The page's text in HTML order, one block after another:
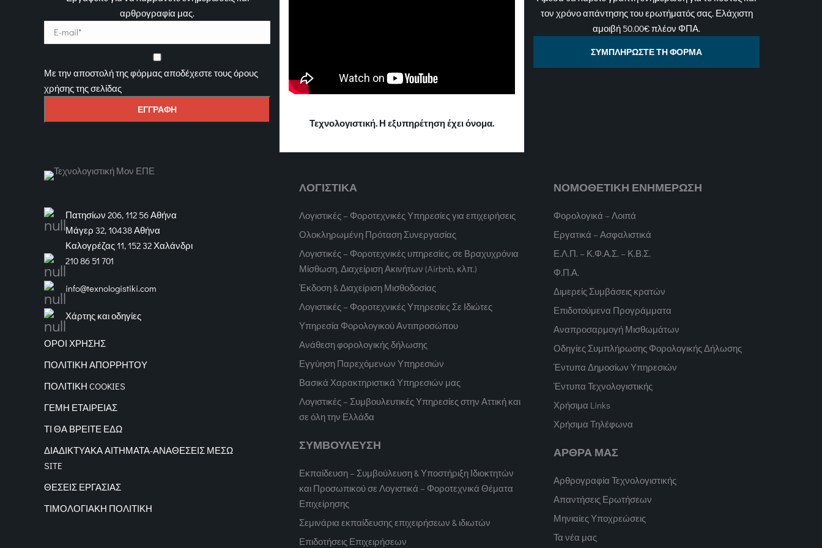
αρθρογραφία μας.
Με την αποστολή της φόρμας αποδέχεστε τους όρους
χρήσης της σελίδας
Τεχνολογιστική. Η εξυπηρέτηση έχει όνομα.
τον χρόνο απάντησης του ερωτήματός σας. Ελάχιστη
αμοιβή 50.00€ πλέον ΦΠΑ.
ΣΥΜΠΛΗΡΩΣΤΕ ΤΗ ΦΟΡΜΑ
Πατησίων 206, 112 56 Αθήνα
Μάγερ 32, 10438 Αθήνα
Καλογρέζας 11, 152 32 Χαλάνδρι
210 86 51 701
info@texnologistiki.com
Χάρτης και οδηγίες
ΟΡΟΙ ΧΡΗΣΗΣ
ΠΟΛΙΤΙΚΗ ΑΠΟΡΡΗΤΟΥ
ΠΟΛΙΤΙΚΗ COOKIES
ΓΕΜΗ ΕΤΑΙΡΕΙΑΣ
ΤΙ ΘΑ ΒΡΕΙΤΕ ΕΔΩ
ΔΙΑΔΙΚΤΥΑΚΑΑΙΤΗΜΑΤΑ-ΑΝΑΘΕΣΕΙΣ ΜΕΣΩ
SITE
ΘΕΣΕΙΣ ΕΡΓΑΣΙΑΣ
ΤΙΜΟΛΟΓΙΑΚΗ ΠΟΛΙΤΙΚΗ
ΛΟΓΙΣΤΙΚΑ
Λογιστικές – Φοροτεχνικές Υπηρεσίες για επιχειρήσεις
Ολοκληρωμένη Πρόταση Συνεργασίας
Λογιστικές – Φοροτεχνικές υπηρεσίες, σε Βραχυχρόνια
Μίσθωση, Διαχείριση Ακινήτων (Airbnb, κλπ.)
Έκδοση & Διαχείριση Μισθοδοσίας
Λογιστικές – Φοροτεχνικές Υπηρεσίες Σε Ιδιώτες
Υπηρεσία Φορολογικού Αντιπροσώπου
Ανάθεση φορολογικής δήλωσης
Εγγύηση Παρεχόμενων Υπηρεσιών
Βασικά Χαρακτηριστικά Υπηρεσιών μας
Λογιστικές – Συμβουλευτικές Υπηρεσίες στην Αττική και
σε όλη την Ελλάδα
ΣΥΜΒΟΥΛΕΥΣΗ
Εκπαίδευση – Συμβούλευση & Υποστήριξη Ιδιοκτητών
και Προσωπικού σε Λογιστικά – Φοροτεχνικά Θέματα
Επιχείρησης
Σεμινάρια εκπαίδευσης επιχειρήσεων & ιδιωτών
Επιδοτήσεις Επιχειρήσεων
ΝΟΜΟΘΕΤΙΚΗ ΕΝΗΜΕΡΩΣΗ
Φορολογικά – Λοιπά
Εργατικά – Ασφαλιστικά
Ε.Λ.Π. – Κ.Φ.Α.Σ. – Κ.Β.Σ.
Φ.Π.Α.
Διμερείς Συμβάσεις κρατών
Επιδοτούμενα Προγράμματα
Αναπροσαρμογή Μισθωμάτων
Οδηγίες Συμπλήρωσης Φορολογικής Δήλωσης
Έντυπα Δημοσίων Υπηρεσιών
Έντυπα Τεχνολογιστικής
Χρήσιμα Links
Χρήσιμα Τηλέφωνα
ΑΡΘΡΑ ΜΑΣ
Αρθρογραφία Τεχνολογιστικής
Απαντήσεις Ερωτήσεων
Μηνιαίες Υποχρεώσεις
Τα νέα μας